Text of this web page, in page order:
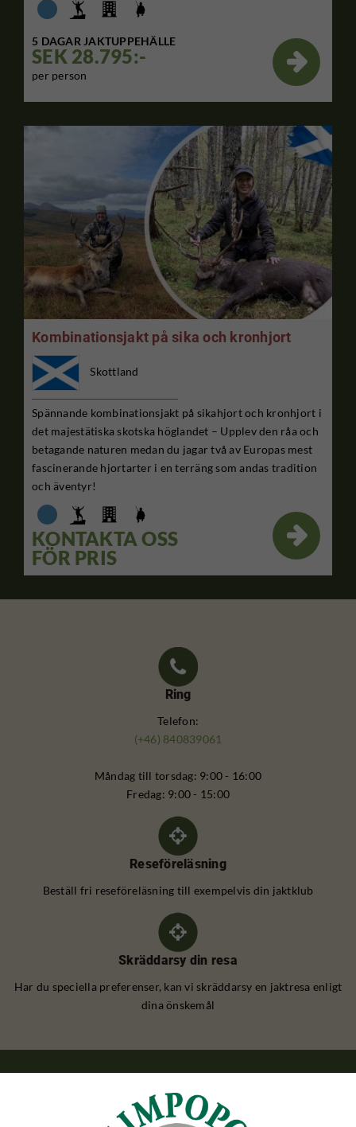
5 DAGAR JAKTUPPEHÄLLE
SEK 28.795:-
per person

Kombinationsjakt på sika och kronhjort
Skottland
Spännande kombinationsjakt på sikahjort och kronhjort i
det majestätiska skotska höglandet – Upplev den råa och
betagande naturen medan du jagar två av Europas mest
fascinerande hjortarter i en terräng som andas tradition
och äventyr!
KONTAKTA OSS
FÖR PRIS

Ring
Telefon:
(+46) 840839061
Måndag till torsdag: 9:00 - 16:00
Fredag: 9:00 - 15:00
Reseföreläsning
Beställ fri reseföreläsning till exempelvis din jaktklub
Skräddarsy din resa
Har du speciella preferenser, kan vi skräddarsy en jaktresa enligt
dina önskemål
BOCKJAKT
Bockjakt Polen